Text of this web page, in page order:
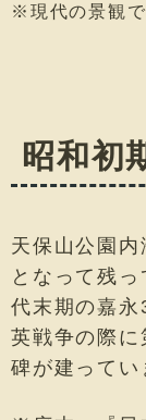
※現代の景観で
昭和初
天保山公園
となって残
代末期の嘉
英戦争の際に
碑が建ってい